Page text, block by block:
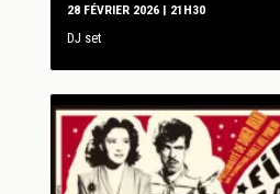
28 FÉVRIER 2026 | 21H30
DJ set